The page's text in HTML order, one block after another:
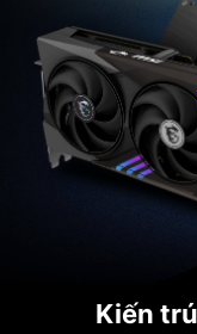
Kiến